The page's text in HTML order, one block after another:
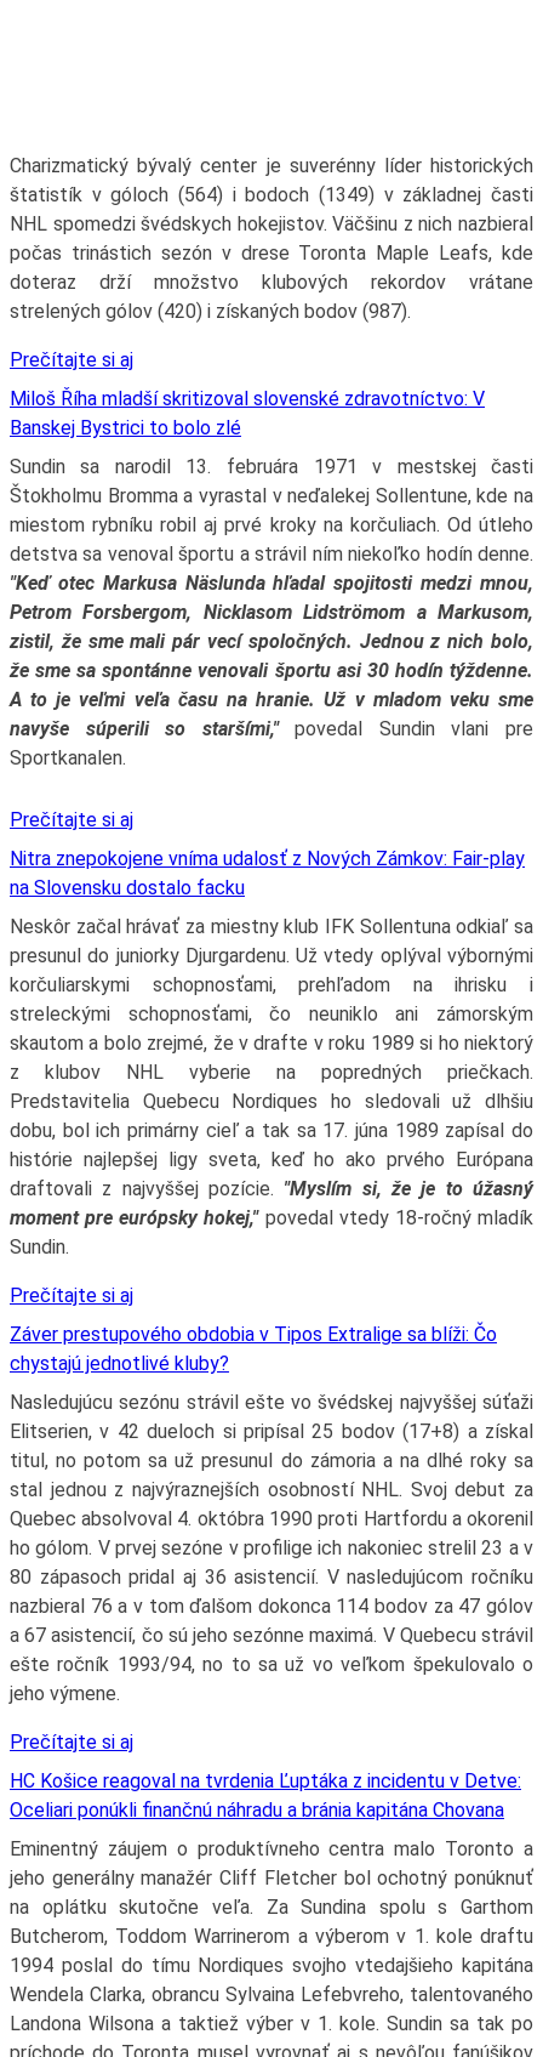
Charizmatický bývalý center je suverénny líder historických
štatistík v góloch (564) i bodoch (1349) v základnej časti
NHL spomedzi švédskych hokejistov. Väčšinu z nich nazbieral
počas trinástich sezón v drese Toronta Maple Leafs, kde
doteraz drží množstvo klubových rekordov vrátane
strelených gólov (420) i získaných bodov (987).
Prečítajte si aj
Miloš Říha mladší skritizoval slovenské zdravotníctvo: V
Banskej Bystrici to bolo zlé
Sundin sa narodil 13. februára 1971 v mestskej časti
Štokholmu Bromma a vyrastal v neďalekej Sollentune, kde na
miestom rybníku robil aj prvé kroky na korčuliach. Od útleho
detstva sa venoval športu a strávil ním niekoľko hodín denne.
"Keď otec Markusa Näslunda hľadal spojitosti medzi mnou,
Petrom Forsbergom, Nicklasom Lidströmom a Markusom,
zistil, že sme mali pár vecí spoločných. Jednou z nich bolo,
že sme sa spontánne venovali športu asi 30 hodín týždenne.
A to je veľmi veľa času na hranie. Už v mladom veku sme
navyše súperili so staršími,"povedal Sundin vlani pre
Sportkanalen.
Prečítajte si aj
Nitra znepokojene vníma udalosť z Nových Zámkov: Fair-play
na Slovensku dostalo facku
Neskôr začal hrávať za miestny klub IFK Sollentuna odkiaľ sa
presunul do juniorky Djurgardenu. Už vtedy oplýval výbornými
korčuliarskymi schopnosťami, prehľadom na ihrisku i
streleckými schopnosťami, čo neuniklo ani zámorským
skautom a bolo zrejmé, že v drafte v roku 1989 si ho niektorý
z klubov NHL vyberie na popredných priečkach.
Predstavitelia Quebecu Nordiques ho sledovali už dlhšiu
dobu, bol ich primárny cieľ a tak sa 17. júna 1989 zapísal do
histórie najlepšej ligy sveta, keď ho ako prvého Európana
draftovali z najvyššej pozície. "Myslím si, že je to úžasný
moment pre európsky hokej,"povedal vtedy 18-ročný mladík
Sundin.
Prečítajte si aj
Záver prestupového obdobia v Tipos Extralige sa blíži: Čo
chystajú jednotlivé kluby?
Nasledujúcu sezónu strávil ešte vo švédskej najvyššej súťaži
Elitserien, v 42 dueloch si pripísal 25 bodov (17+8) a získal
titul, no potom sa už presunul do zámoria a na dlhé roky sa
stal jednou z najvýraznejších osobností NHL. Svoj debut za
Quebec absolvoval 4. októbra 1990 proti Hartfordu a okorenil
ho gólom. V prvej sezóne v profilige ich nakoniec strelil 23 a v
80 zápasoch pridal aj 36 asistencií. V nasledujúcom ročníku
nazbieral 76 a v tom ďalšom dokonca 114 bodov za 47 gólov
a 67 asistencií, čo sú jeho sezónne maximá. V Quebecu strávil
ešte ročník 1993/94, no to sa už vo veľkom špekulovalo o
jeho výmene.
Prečítajte si aj
HC Košice reagoval na tvrdenia Ľuptáka z incidentu v Detve:
Oceliari ponúkli finančnú náhradu a bránia kapitána Chovana
Eminentný záujem o produktívneho centra malo Toronto a
jeho generálny manažér Cliff Fletcher bol ochotný ponúknuť
na oplátku skutočne veľa. Za Sundina spolu s Garthom
Butcherom, Toddom Warrinerom a výberom v 1. kole draftu
1994 poslal do tímu Nordiques svojho vtedajšieho kapitána
Wendela Clarka, obrancu Sylvaina Lefebvreho, talentovaného
Landona Wilsona a taktiež výber v 1. kole. Sundin sa tak po